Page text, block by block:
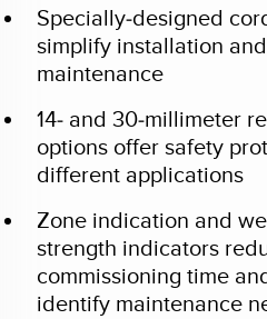
Specially-designed
simplify installation and
maintenance
14- and 30-millimeter
options offer safety
different applications
Zone indication and
strength indicators
commissioning time
identify maintenance